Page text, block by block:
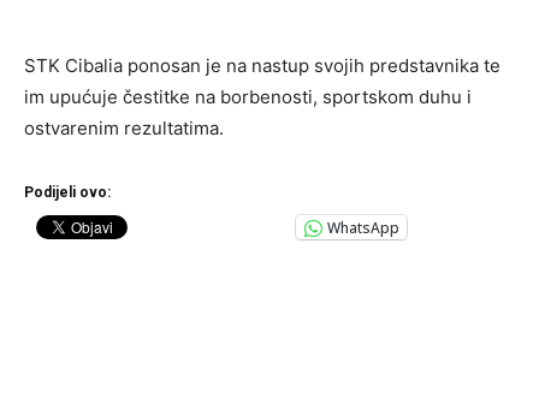
STK Cibalia ponosan je na nastup svojih predstavnika te
im upućuje čestitke na borbenosti, sportskom duhu i
ostvarenim rezultatima.
Podijeli ovo:
WhatsApp